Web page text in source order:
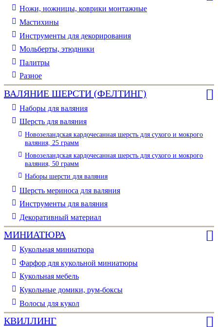
Ножи, ножницы, коврики монтажные
Мастихины
Инструменты для декорирования
Мольберты, этюдники
Палитры
Разное
ВАЛЯНИЕ ШЕРСТИ (ФЕЛТИНГ)
Наборы для валяния
Шерсть для валяния
Новозеландская кардочесанная шерсть для сухого и мокрого
валяния, 25 грамм
Новозеландская кардочесанная шерсть для сухого и мокрого
валяния, 50 грамм
Наборы шерсти для валяния
Шерсть мериноса для валяния
Инструменты для валяния
Декоративный материал
МИНИАТЮРА
Кукольная миниатюра
Фарфор для кукольной миниатюры
Кукольная мебель
Кукольные домики, рум-боксы
Волосы для кукол
КВИЛЛИНГ